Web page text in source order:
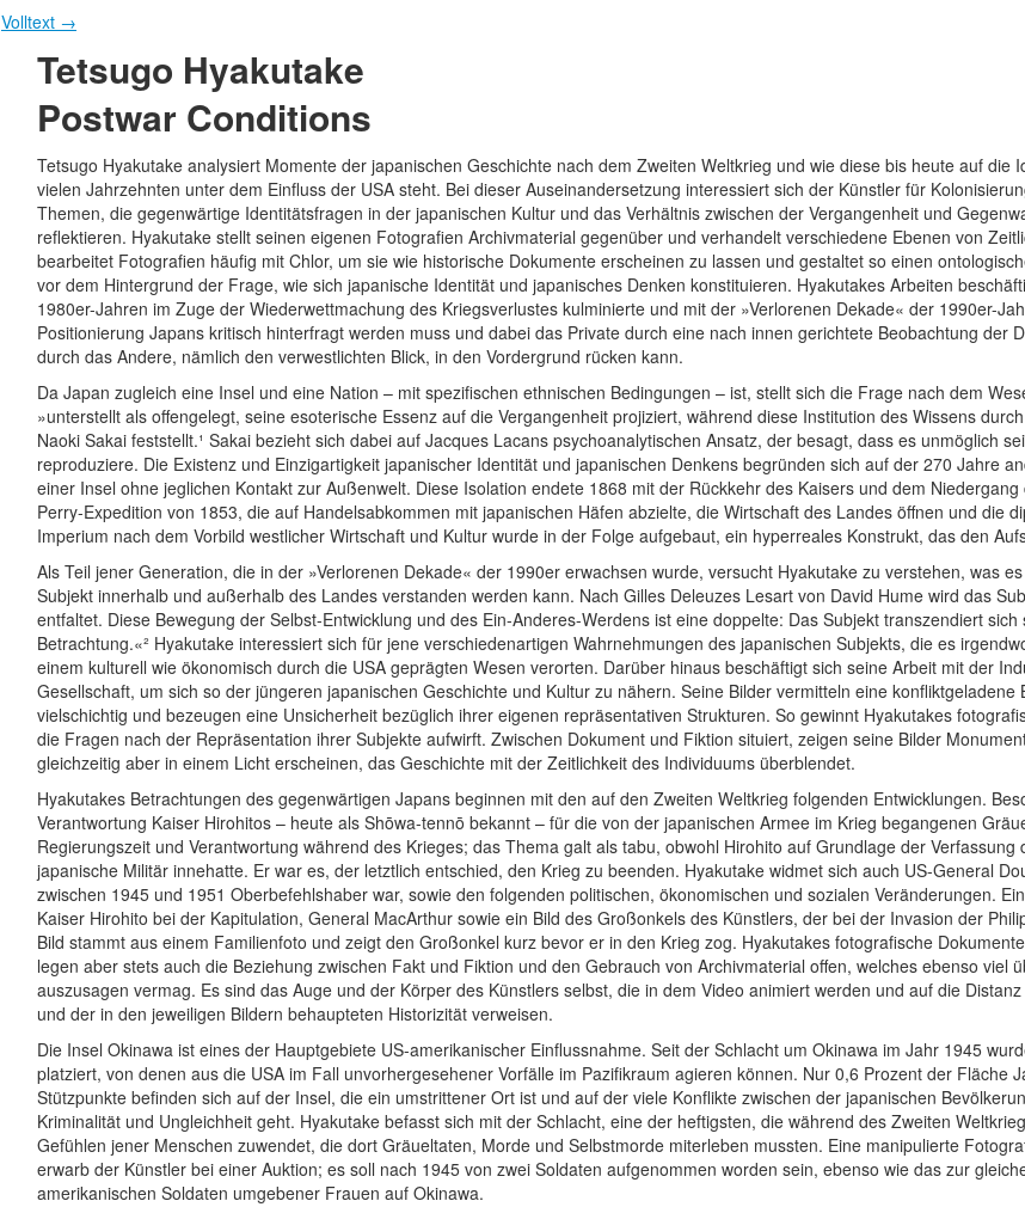
Volltext →
Tetsugo Hyakutake
Postwar Conditions
Tetsugo Hyakutake analysiert Momente der japanischen Geschichte nach dem Zweiten Weltkrieg und wie diese bis heute auf
vielen Jahrzehnten unter dem Einfluss der USA steht. Bei dieser Auseinandersetzung interessiert sich der Künstler für
Themen, die gegenwärtige Identitätsfragen in der japanischen Kultur und das Verhältnis zwischen der Vergangenheit und
reflektieren. Hyakutake stellt seinen eigenen Fotografien Archivmaterial gegenüber und verhandelt verschiedene Ebenen von
bearbeitet Fotografien häufig mit Chlor, um sie wie historische Dokumente erscheinen zu lassen und gestaltet so einen
vor dem Hintergrund der Frage, wie sich japanische Identität und japanisches Denken konstituieren. Hyakutakes Arbeiten
1980er-Jahren im Zuge der Wiederwettmachung des Kriegsverlustes kulminierte und mit der »Verlorenen Dekade« der 1990er-
Positionierung Japans kritisch hinterfragt werden muss und dabei das Private durch eine nach innen gerichtete Beobachtung der
durch das Andere, nämlich den verwestlichten Blick, in den Vordergrund rücken kann.
Da Japan zugleich eine Insel und eine Nation – mit spezifischen ethnischen Bedingungen – ist, stellt sich die Frage nach dem
»unterstellt als offengelegt, seine esoterische Essenz auf die Vergangenheit projiziert, während diese Institution des Wissens
Naoki Sakai feststellt.¹ Sakai bezieht sich dabei auf Jacques Lacans psychoanalytischen Ansatz, der besagt, dass es unmöglich
reproduziere. Die Existenz und Einzigartigkeit japanischer Identität und japanischen Denkens begründen sich auf der 270 Jahre
einer Insel ohne jeglichen Kontakt zur Außenwelt. Diese Isolation endete 1868 mit der Rückkehr des Kaisers und dem
Perry-Expedition von 1853, die auf Handelsabkommen mit japanischen Häfen abzielte, die Wirtschaft des Landes öffnen und die
Imperium nach dem Vorbild westlicher Wirtschaft und Kultur wurde in der Folge aufgebaut, ein hyperreales Konstrukt, das den
Als Teil jener Generation, die in der »Verlorenen Dekade« der 1990er erwachsen wurde, versucht Hyakutake zu verstehen, was
Subjekt innerhalb und außerhalb des Landes verstanden werden kann. Nach Gilles Deleuzes Lesart von David Hume wird das
entfaltet. Diese Bewegung der Selbst-Entwicklung und des Ein-Anderes-Werdens ist eine doppelte: Das Subjekt transzendiert
Betrachtung.«² Hyakutake interessiert sich für jene verschiedenartigen Wahrnehmungen des japanischen Subjekts, die es
einem kulturell wie ökonomisch durch die USA geprägten Wesen verorten. Darüber hinaus beschäftigt sich seine Arbeit mit der
Gesellschaft, um sich so der jüngeren japanischen Geschichte und Kultur zu nähern. Seine Bilder vermitteln eine
vielschichtig und bezeugen eine Unsicherheit bezüglich ihrer eigenen repräsentativen Strukturen. So gewinnt Hyakutakes
die Fragen nach der Repräsentation ihrer Subjekte aufwirft. Zwischen Dokument und Fiktion situiert, zeigen seine Bilder
gleichzeitig aber in einem Licht erscheinen, das Geschichte mit der Zeitlichkeit des Individuums überblendet.
Hyakutakes Betrachtungen des gegenwärtigen Japans beginnen mit den auf den Zweiten Weltkrieg folgenden Entwicklungen.
Verantwortung Kaiser Hirohitos – heute als Shōwa-tennō bekannt – für die von der japanischen Armee im Krieg begangenen
Regierungszeit und Verantwortung während des Krieges; das Thema galt als tabu, obwohl Hirohito auf Grundlage der
japanische Militär innehatte. Er war es, der letztlich entschied, den Krieg zu beenden. Hyakutake widmet sich auch US-General
zwischen 1945 und 1951 Oberbefehlshaber war, sowie den folgenden politischen, ökonomischen und sozialen Veränderungen.
Kaiser Hirohito bei der Kapitulation, General MacArthur sowie ein Bild des Großonkels des Künstlers, der bei der Invasion der
Bild stammt aus einem Familienfoto und zeigt den Großonkel kurz bevor er in den Krieg zog. Hyakutakes fotografische
legen aber stets auch die Beziehung zwischen Fakt und Fiktion und den Gebrauch von Archivmaterial offen, welches ebenso viel
auszusagen vermag. Es sind das Auge und der Körper des Künstlers selbst, die in dem Video animiert werden und auf die
und der in den jeweiligen Bildern behaupteten Historizität verweisen.
Die Insel Okinawa ist eines der Hauptgebiete US-amerikanischer Einflussnahme. Seit der Schlacht um Okinawa im Jahr 1945
platziert, von denen aus die USA im Fall unvorhergesehener Vorfälle im Pazifikraum agieren können. Nur 0,6 Prozent der Fläche
Stützpunkte befinden sich auf der Insel, die ein umstrittener Ort ist und auf der viele Konflikte zwischen der japanischen
Kriminalität und Ungleichheit geht. Hyakutake befasst sich mit der Schlacht, eine der heftigsten, die während des Zweiten
Gefühlen jener Menschen zuwendet, die dort Gräueltaten, Morde und Selbstmorde miterleben mussten. Eine manipulierte
erwarb der Künstler bei einer Auktion; es soll nach 1945 von zwei Soldaten aufgenommen worden sein, ebenso wie das zur
amerikanischen Soldaten umgebener Frauen auf Okinawa.